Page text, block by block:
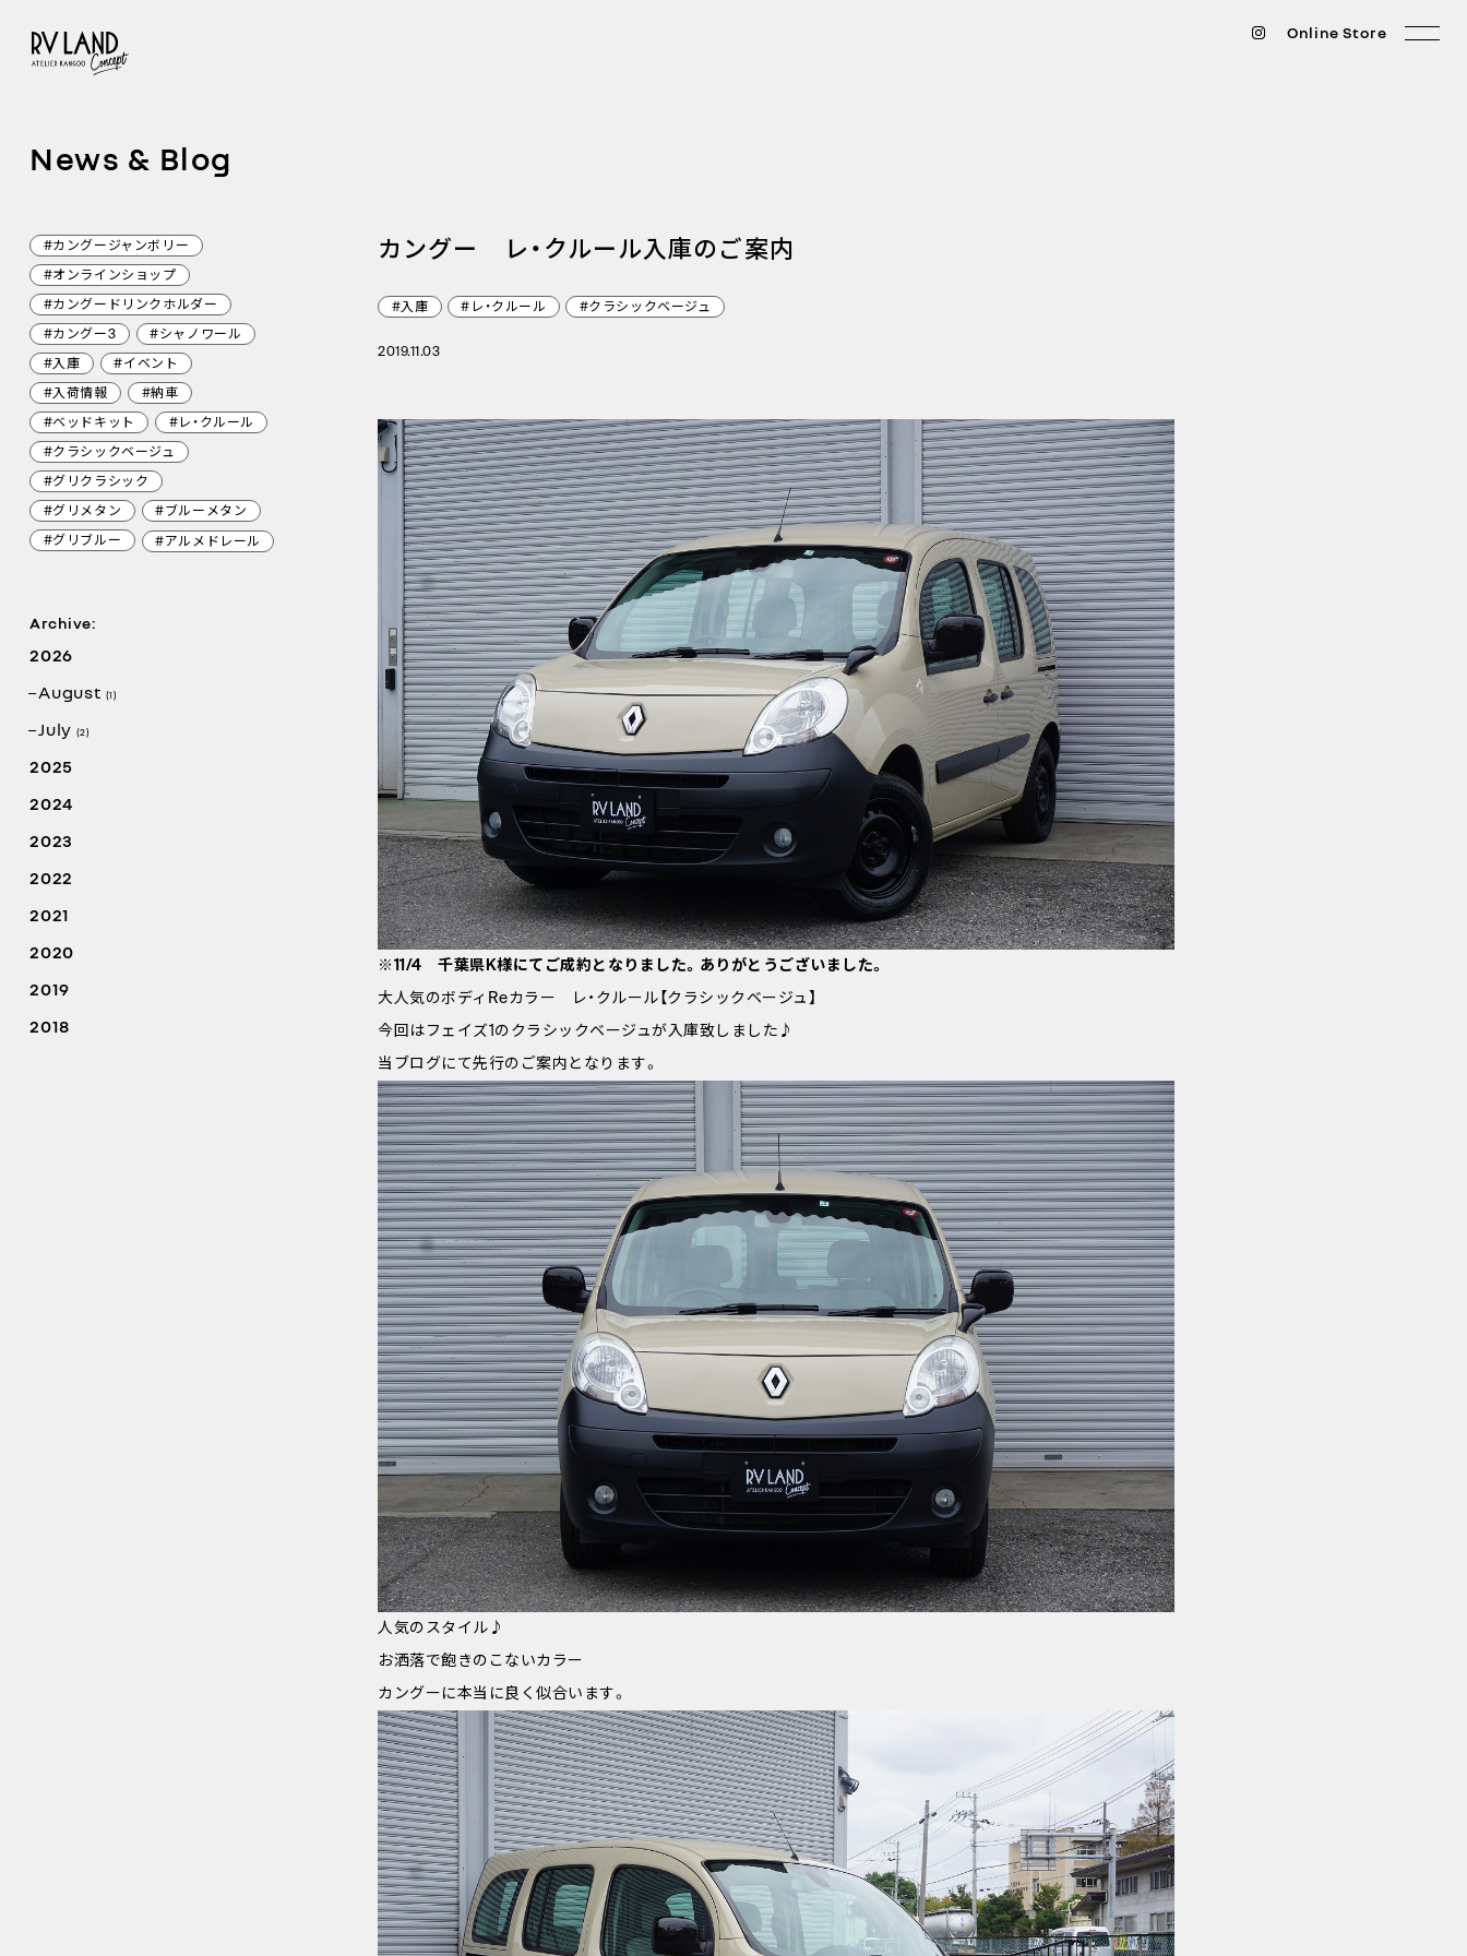
Online Store
News & Blog
#カングージャンボリー
#オンラインショップ
#カングードリンクホルダー
#カングー3 #シャノワール
#入庫 #イベント
#入荷情報 #納車
#ベッドキット #レ・クルール
#クラシックベージュ
#グリクラシック
#グリメタン #ブルーメタン
#グリブルー #アルメドレール
Archive:
2026
August (1)
July (2)
2025
2024
2023
2022
2021
2020
2019
2018
カングー レ・クルール入庫のご案内
#入庫 #レ・クルール #クラシックベージュ
2019.11.03
※11/4 千葉県K様にてご成約となりました。ありがとうございました。
大人気のボディReカラー レ・クルール【クラシックベージュ】
今回はフェイズ1のクラシックベージュが入庫致しました♪
当ブログにて先行のご案内となります。
人気のスタイル♪
お洒落で飽きのこないカラー
カングーに本当に良く似合います。